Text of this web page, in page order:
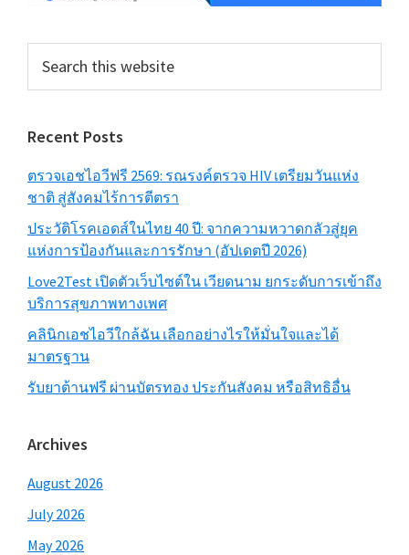
this
Recent Posts
ตรวจเอชไอวีฟรี 2569: รณรงค์ตรวจ HIV เตรียมวันแห่ง
ชาติ สู่สังคมไร้การตีตรา
ประวัติโรคเอดส์ในไทย 40 ปี: จากความหวาดกลัวสู่ยุค
แห่งการป้องกันและการรักษา (อัปเดตปี 2026)
Love2Test เปิดตัวเว็บไซต์ใน เวียดนาม ยกระดับการเข้าถึง
บริการสุขภาพทางเพศ
คลินิกเอชไอวีใกล้ฉัน เลือกอย่างไรให้มั่นใจและได้
มาตรฐาน
รับยาต้านฟรี ผ่านบัตรทอง ประกันสังคม หรือสิทธิอื่น
Archives
August 2026
July 2026
May 2026